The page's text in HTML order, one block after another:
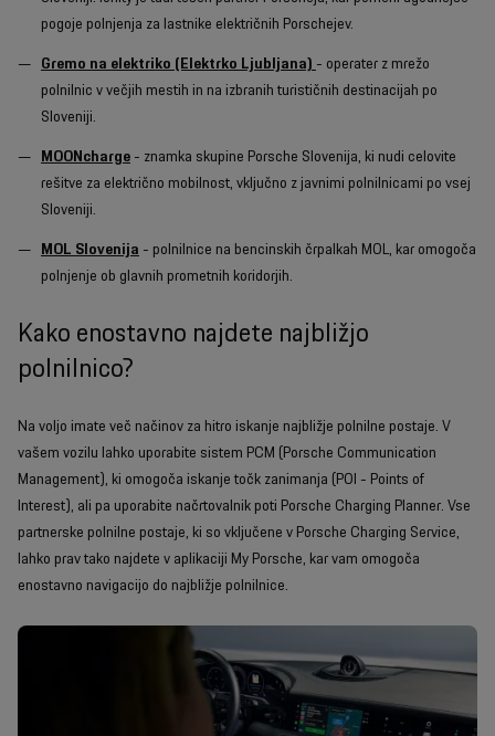
pogoje polnjenja za lastnike električnih Porschejev.
Gremo na elektriko (Elektrko Ljubljana) - operater z mrežo
polnilnic v večjih mestih in na izbranih turističnih destinacijah po
Sloveniji.
MOONcharge - znamka skupine Porsche Slovenija, ki nudi celovite
rešitve za električno mobilnost, vključno z javnimi polnilnicami po vsej
Sloveniji.
MOL Slovenija - polnilnice na bencinskih črpalkah MOL, kar omogoča
polnjenje ob glavnih prometnih koridorjih.
Kako enostavno najdete najbližjo
polnilnico?
Na voljo imate več načinov za hitro iskanje najbližje polnilne postaje. V
vašem vozilu lahko uporabite sistem PCM (Porsche Communication
Management), ki omogoča iskanje točk zanimanja (POI - Points of
Interest), ali pa uporabite načrtovalnik poti Porsche Charging Planner. Vse
partnerske polnilne postaje, ki so vključene v Porsche Charging Service,
lahko prav tako najdete v aplikaciji My Porsche, kar vam omogoča
enostavno navigacijo do najbližje polnilnice.